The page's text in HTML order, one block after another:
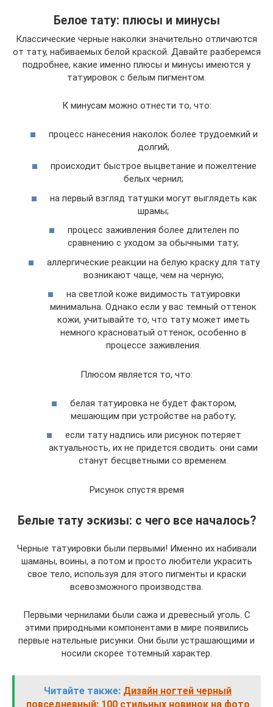
Белое тату: плюсы и минусы
Классические черные наколки значительно отличаются
от тату, набиваемых белой краской. Давайте разберемся
подробнее, какие именно плюсы и минусы имеются у
татуировок с белым пигментом.
К минусам можно отнести то, что:
процесс нанесения наколок более трудоемкий и
долгий;
происходит быстрое выцветание и пожелтение
белых чернил;
на первый взгляд татушки могут выглядеть как
шрамы;
процесс заживления более длителен по
сравнению с уходом за обычными тату;
аллергические реакции на белую краску для тату
возникают чаще, чем на черную;
на светлой коже видимость татуировки
минимальна. Однако если у вас темный оттенок
кожи, учитывайте то, что тату может иметь
немного красноватый оттенок, особенно в
процессе заживления.
Плюсом является то, что:
белая татуировка не будет фактором,
мешающим при устройстве на работу;
если тату надпись или рисунок потеряет
актуальность, их не придется сводить: они сами
станут бесцветными со временем.
Рисунок спустя время
Белые тату эскизы: с чего все началось?
Черные татуировки были первыми! Именно их набивали
шаманы, воины, а потом и просто любители украсить
свое тело, используя для этого пигменты и краски
всевозможного производства.
Первыми чернилами были сажа и древесный уголь. С
этими природными компонентами в мире появились
первые нательные рисунки. Они были устрашающими и
носили скорее тотемный характер.
Читайте также: Дизайн ногтей черный
повседневный: 100 стильных новинок на фото